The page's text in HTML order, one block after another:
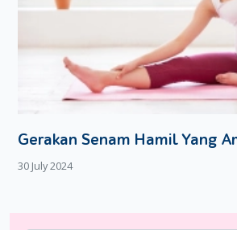
Gerakan Senam Hamil Yang
30 July 2024